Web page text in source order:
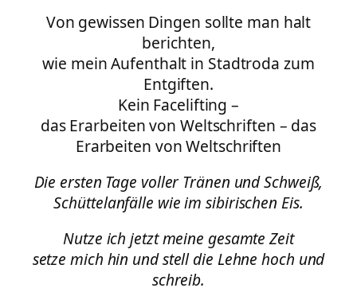
Von gewissen Dingen sollte man halt
berichten,
wie mein Aufenthalt in Stadtroda zum
Entgiften.
Kein Facelifting –
das Erarbeiten von Weltschriften – das
Erarbeiten von Weltschriften
Die ersten Tage voller Tränen und Schweiß,
Schüttelanfälle wie im sibirischen Eis.
Nutze ich jetzt meine gesamte Zeit
setze mich hin und stell die Lehne hoch und
schreib.